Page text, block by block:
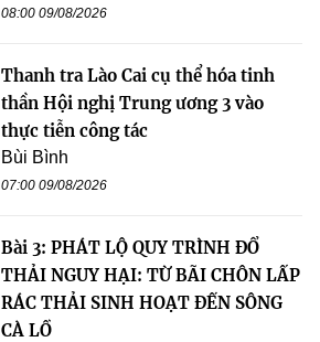
08:00 09/08/2026
Thanh tra Lào Cai cụ thể hóa tinh
thần Hội nghị Trung ương 3 vào
thực tiễn công tác
Bùi Bình
07:00 09/08/2026
Bài 3: PHÁT LỘ QUY TRÌNH ĐỔ
THẢI NGUY HẠI: TỪ BÃI CHÔN LẤP
RÁC THẢI SINH HOẠT ĐẾN SÔNG
CÀ LỒ